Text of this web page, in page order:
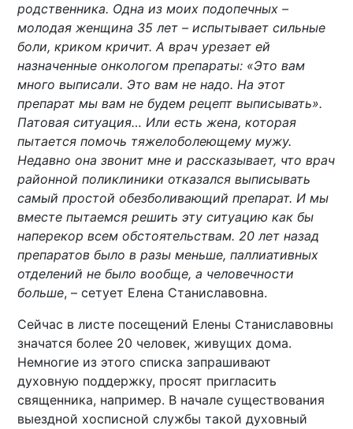
родственника. Одна из моих подопечных –
молодая женщина 35 лет – испытывает сильные
боли, криком кричит. А врач урезает ей
назначенные онкологом препараты: «Это вам
много выписали. Это вам не надо. На этот
препарат мы вам не будем рецепт выписывать».
Патовая ситуация… Или есть жена, которая
пытается помочь тяжелоболеющему мужу.
Недавно она звонит мне и рассказывает, что врач
районной поликлиники отказался выписывать
самый простой обезболивающий препарат. И мы
вместе пытаемся решить эту ситуацию как бы
наперекор всем обстоятельствам. 20 лет назад
препаратов было в разы меньше, паллиативных
отделений не было вообще, а человечности
больше, – сетует Елена Станиславовна.
Сейчас в листе посещений Елены Станиславовны
значатся более 20 человек, живущих дома.
Немногие из этого списка запрашивают
духовную поддержку, просят пригласить
священника, например. В начале существования
выездной хосписной службы такой духовный